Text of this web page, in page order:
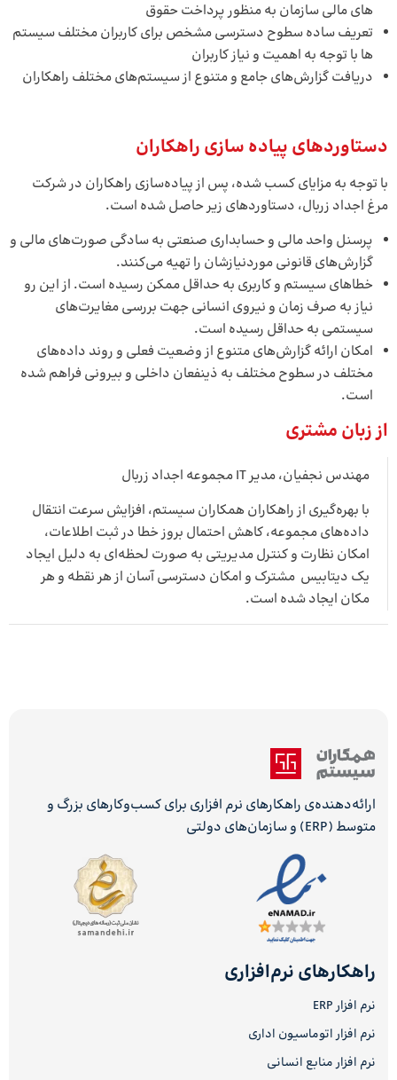
های مالی سازمان به منظور پرداخت حقوق
تعریف ساده سطوح دسترسی مشخص برای کاربران مختلف سیستم­‌
ها با توجه به اهمیت و نیاز کاربران
دریافت گزارش­‌های جامع و متنوع از سیستم­‌های مختلف راهکاران
دستاوردهای پیاده­ سازی راهکاران
با توجه به مزایای کسب شده، پس از پیاده‌­سازی راهکاران در شرکت
مرغ اجداد زربال، دستاوردهای زیر حاصل شده است.
پرسنل واحد مالی و حسابداری صنعتی به سادگی صورت­‌های مالی و
گزارش­‌های قانونی موردنیازشان را تهیه می­‌کنند.
خطاهای سیستم و کاربری به حداقل ممکن رسیده است. از این رو
نیاز به صرف زمان و نیروی انسانی جهت بررسی مغایرت­‌های
سیستمی به حداقل رسیده است.
امکان ارائه گزارش‌­های متنوع از وضعیت فعلی و روند داده‌­های
مختلف در سطوح مختلف به ذینفعان داخلی و بیرونی فراهم شده
است.
از زبان مشتری
مهندس نجفیان، مدیر IT مجموعه اجداد زربال
با بهره‌­گیری از راهکاران همکاران سیستم، افزایش سرعت انتقال
داده‌­های مجموعه، کاهش احتمال بروز خطا در ثبت اطلاعات،
امکان نظارت و کنترل مدیریتی به صورت لحظه‌­ا‌ی به دلیل ایجاد
یک دیتابیس مشترک و امکان دسترسی آسان از هر نقطه و هر
مکان ایجاد شده است.
ارائه‌دهنده‌ی راهکارهای نرم افزاری برای کسب‌وکارهای بزرگ و
متوسط (ERP) و سازمان‌های دولتی
راهکارهای نرم‌افزاری
نرم افزار ERP
نرم افزار اتوماسیون اداری
نرم افزار منابع انسانی